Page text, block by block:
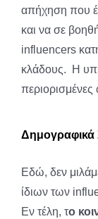
απήχηση που
και να σε
influencers
κλάδους. Η
Δημογραφικά
Εδώ, δεν
ίδιων των
Εν τέλη, το